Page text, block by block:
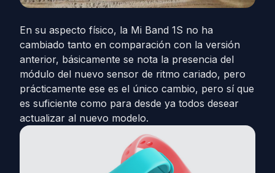
En su aspecto físico, la Mi Band 1S no ha
cambiado tanto en comparación con la versión
anterior, básicamente se nota la presencia del
módulo del nuevo sensor de ritmo cariado, pero
prácticamente ese es el único cambio, pero sí que
es suficiente como para desde ya todos desear
actualizar al nuevo modelo.